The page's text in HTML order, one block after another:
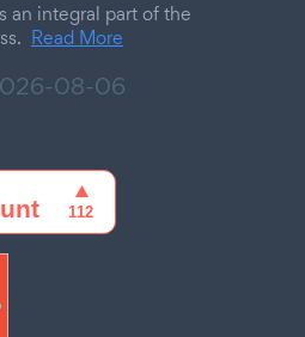
an integral part of the
Read More
08-06